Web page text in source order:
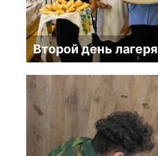
Второй день лагеря